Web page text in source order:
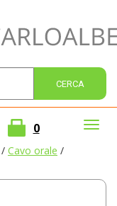
0prodotti
/ Cavo orale /